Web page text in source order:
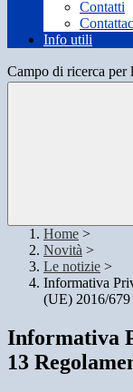
Contatti
Info utili
Campo di ricerca per
Home >
Novità >
Le notizie >
Informativa
(UE) 2016/
Informativa
13